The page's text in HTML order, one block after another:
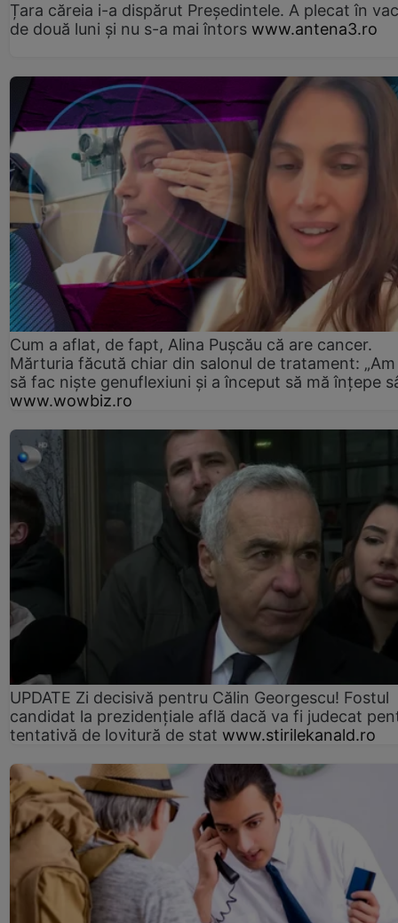
Țara căreia i-a dispărut Președintele. A plecat în
de două luni și nu s-a mai întors www.antena3.ro
Cum a aflat, de fapt, Alina Pușcău că are cancer.
Mărturia făcută chiar din salonul de tratament:
să fac niște genuflexiuni și a început să mă înțepe
www.wowbiz.ro
UPDATE Zi decisivă pentru Călin Georgescu! Fostul
candidat la prezidențiale află dacă va fi judecat
tentativă de lovitură de stat www.stirilekanald.ro